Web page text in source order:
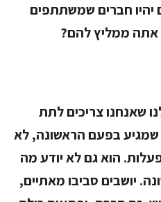
חברים שמשתתפים
ממליץ להם?
שאנחנו צריכים לתת
בפעם הראשונה, לא
הוא גם לא יודע מה
יושבים סביבו מאתיים,